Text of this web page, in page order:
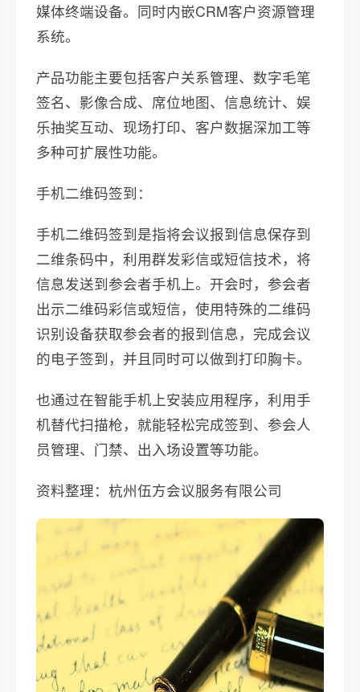
媒体终端设备。同时内嵌CRM客户资源管理
系统。
产品功能主要包括客户关系管理、数字毛笔
签名、影像合成、席位地图、信息统计、娱
乐抽奖互动、现场打印、客户数据深加工等
多种可扩展性功能。
手机二维码签到：
手机二维码签到是指将会议报到信息保存到
二维条码中，利用群发彩信或短信技术，将
信息发送到参会者手机上。开会时，参会者
出示二维码彩信或短信，使用特殊的二维码
识别设备获取参会者的报到信息，完成会议
的电子签到，并且同时可以做到打印胸卡。
也通过在智能手机上安装应用程序，利用手
机替代扫描枪，就能轻松完成签到、参会人
员管理、门禁、出入场设置等功能。
资料整理：杭州伍方会议服务有限公司